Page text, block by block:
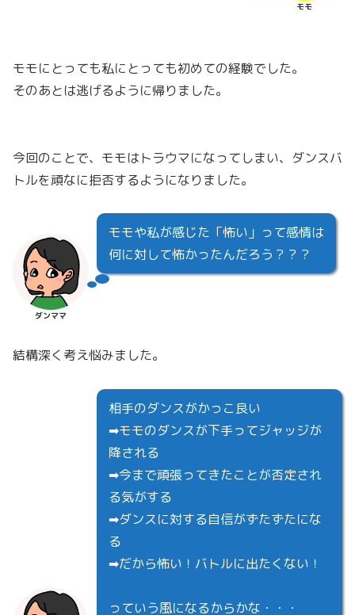
モモ
モモにとっても私にとっても初めての経験でした。
そのあとは逃げるように帰りました。
今回のことで、モモはトラウマになってしまい、ダンスバ
トルを頑なに拒否するようになりました。
ダンママ
モモや私が感じた「怖い」って感情は
何に対して怖かったんだろう？？？
結構深く考え悩みました。
相手のダンスがかっこ良い
➡モモのダンスが下手ってジャッジが
降される
➡今まで頑張ってきたことが否定され
る気がする
➡ダンスに対する自信がずたずたにな
る
➡だから怖い！バトルに出たくない！
っていう風になるからかな・・・